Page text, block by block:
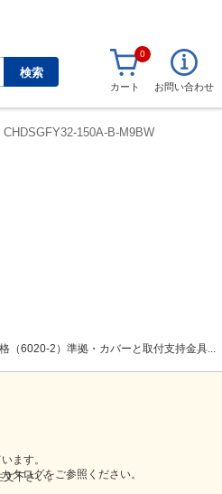
検索
0
カート お問い合わせ
CHDSGFY32-150A-B-M9BW
（6020-2）準拠・カバーと取付支持金具...
ます。
下さい。
タログをご参照ください。